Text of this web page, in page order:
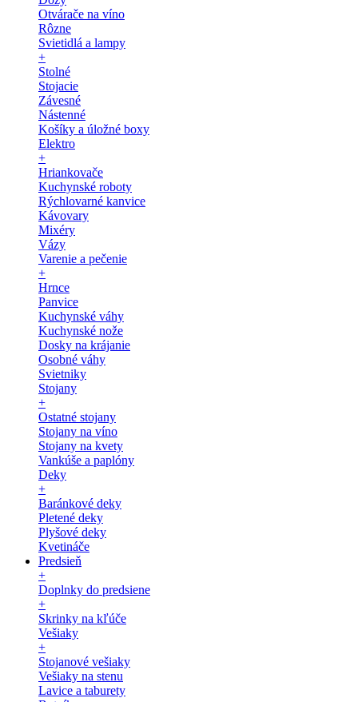
Otvárače na víno
Rôzne
Svietidlá a lampy
+
Stolné
Stojacie
Závesné
Nástenné
Košíky a úložné boxy
Elektro
+
Hriankovače
Kuchynské roboty
Rýchlovarné kanvice
Kávovary
Mixéry
Vázy
Varenie a pečenie
+
Hrnce
Panvice
Kuchynské váhy
Kuchynské nože
Dosky na krájanie
Osobné váhy
Svietniky
Stojany
+
Ostatné stojany
Stojany na víno
Stojany na kvety
Vankúše a paplóny
Deky
+
Baránkové deky
Pletené deky
Plyšové deky
Kvetináče
Predsieň
+
Doplnky do predsiene
+
Skrinky na kľúče
Vešiaky
+
Stojanové vešiaky
Vešiaky na stenu
Lavice a taburety